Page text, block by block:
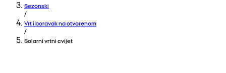
Sezonski
/
Vrt i boravak na otvorenom
/
Solarni vrtni cvijet